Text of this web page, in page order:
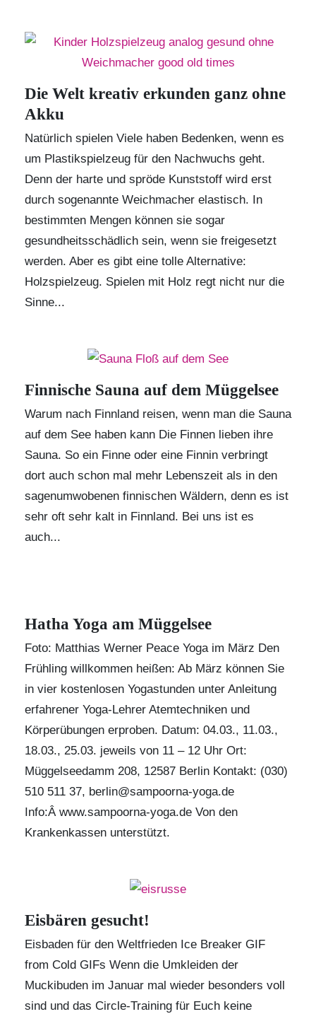
Die Welt kreativ erkunden ganz ohne
Akku
Natürlich spielen Viele haben Bedenken, wenn es
um Plastikspielzeug für den Nachwuchs geht.
Denn der harte und spröde Kunststoff wird erst
durch sogenannte Weichmacher elastisch. In
bestimmten Mengen können sie sogar
gesundheitsschädlich sein, wenn sie freigesetzt
werden. Aber es gibt eine tolle Alternative:
Holzspielzeug. Spielen mit Holz regt nicht nur die
Sinne...
Finnische Sauna auf dem Müggelsee
Warum nach Finnland reisen, wenn man die Sauna
auf dem See haben kann Die Finnen lieben ihre
Sauna. So ein Finne oder eine Finnin verbringt
dort auch schon mal mehr Lebenszeit als in den
sagenumwobenen finnischen Wäldern, denn es ist
sehr oft sehr kalt in Finnland. Bei uns ist es
auch...
Hatha Yoga am Müggelsee
Foto: Matthias Werner Peace Yoga im März Den
Frühling willkommen heißen: Ab März können Sie
in vier kostenlosen Yogastunden unter Anleitung
erfahrener Yoga-Lehrer Atemtechniken und
Körperübungen erproben. Datum: 04.03., 11.03.,
18.03., 25.03. jeweils von 11 – 12 Uhr Ort:
Müggelseedamm 208, 12587 Berlin Kontakt: (030)
510 511 37, berlin@sampoorna-yoga.de
Info:Â www.sampoorna-yoga.de Von den
Krankenkassen unterstützt.
Eisbären gesucht!
Eisbaden für den Weltfrieden Ice Breaker GIF
from Cold GIFs Wenn die Umkleiden der
Muckibuden im Januar mal wieder besonders voll
sind und das Circle-Training für Euch keine